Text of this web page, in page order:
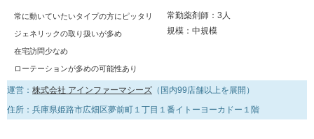
常に動いていたいタイプの方にピッタリ
ジェネリックの取り扱いが多め
在宅訪問少なめ
ローテーションが多めの可能性あり
常勤薬剤師：3人
規模：中規模
運営： 株式会社 アインファーマシーズ （国内99店舗以上を展開）
住所：兵庫県姫路市広畑区夢前町１丁目１番イトーヨーカドー１階